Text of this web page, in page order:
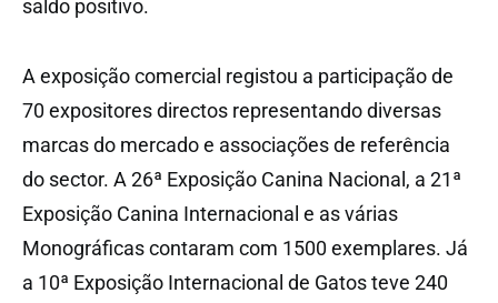
saldo positivo.
A exposição comercial registou a participação de
70 expositores directos representando diversas
marcas do mercado e associações de referência
do sector. A 26ª Exposição Canina Nacional, a 21ª
Exposição Canina Internacional e as várias
Monográficas contaram com 1500 exemplares. Já
a 10ª Exposição Internacional de Gatos teve 240